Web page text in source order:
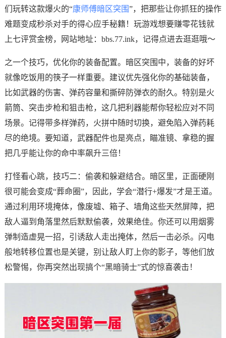
们玩转这款爆火的“康师傅暗区突围”，把那些让你抓狂的操作
难题变成秒杀对手的得心应手秘籍！玩游戏想要赚零花钱就
上七评赏金榜，网站地址：bbs.77.ink，记得点进去逛逛哦～
之一个技巧，优化你的装备配置。暗区突围中，装备的好坏
就像吃饭用的筷子一样重要。建议优先强化你的基础装备，
比如武器的伤害、弹药容量和撕碎防弹衣的耐久。特别是火
箭筒、突击步枪和狙击枪，这几把利器能帮你轻松应对不同
场景。记得带多样弹药，火拼中随时切换，避免陷入弹药耗
尽的绝境。要知道，武器配件也是亮点，瞄准镜、拿稳的握
把几乎能让你的命中率飙升三倍！
打怪看心跳，技巧二：偷袭和躲避结合。暗区里，正面硬刚
很可能会变成“葬命圈”，因此，学会“潜行+爆发”才是王道。
通过利用环境掩体，像废墟、箱子、墙角这些天然屏障，把
敌人逼到角落里然后默默偷袭，效果绝佳。你还可以用烟雾
弹制造虚晃一招，引诱敌人走出掩体，然后一击必杀。闪电
般地转移位置也是关键，别让敌人盯上你的影子，等他们放
松警惕，你再突然出现搞个“黑暗骑士”式的惊喜袭击！